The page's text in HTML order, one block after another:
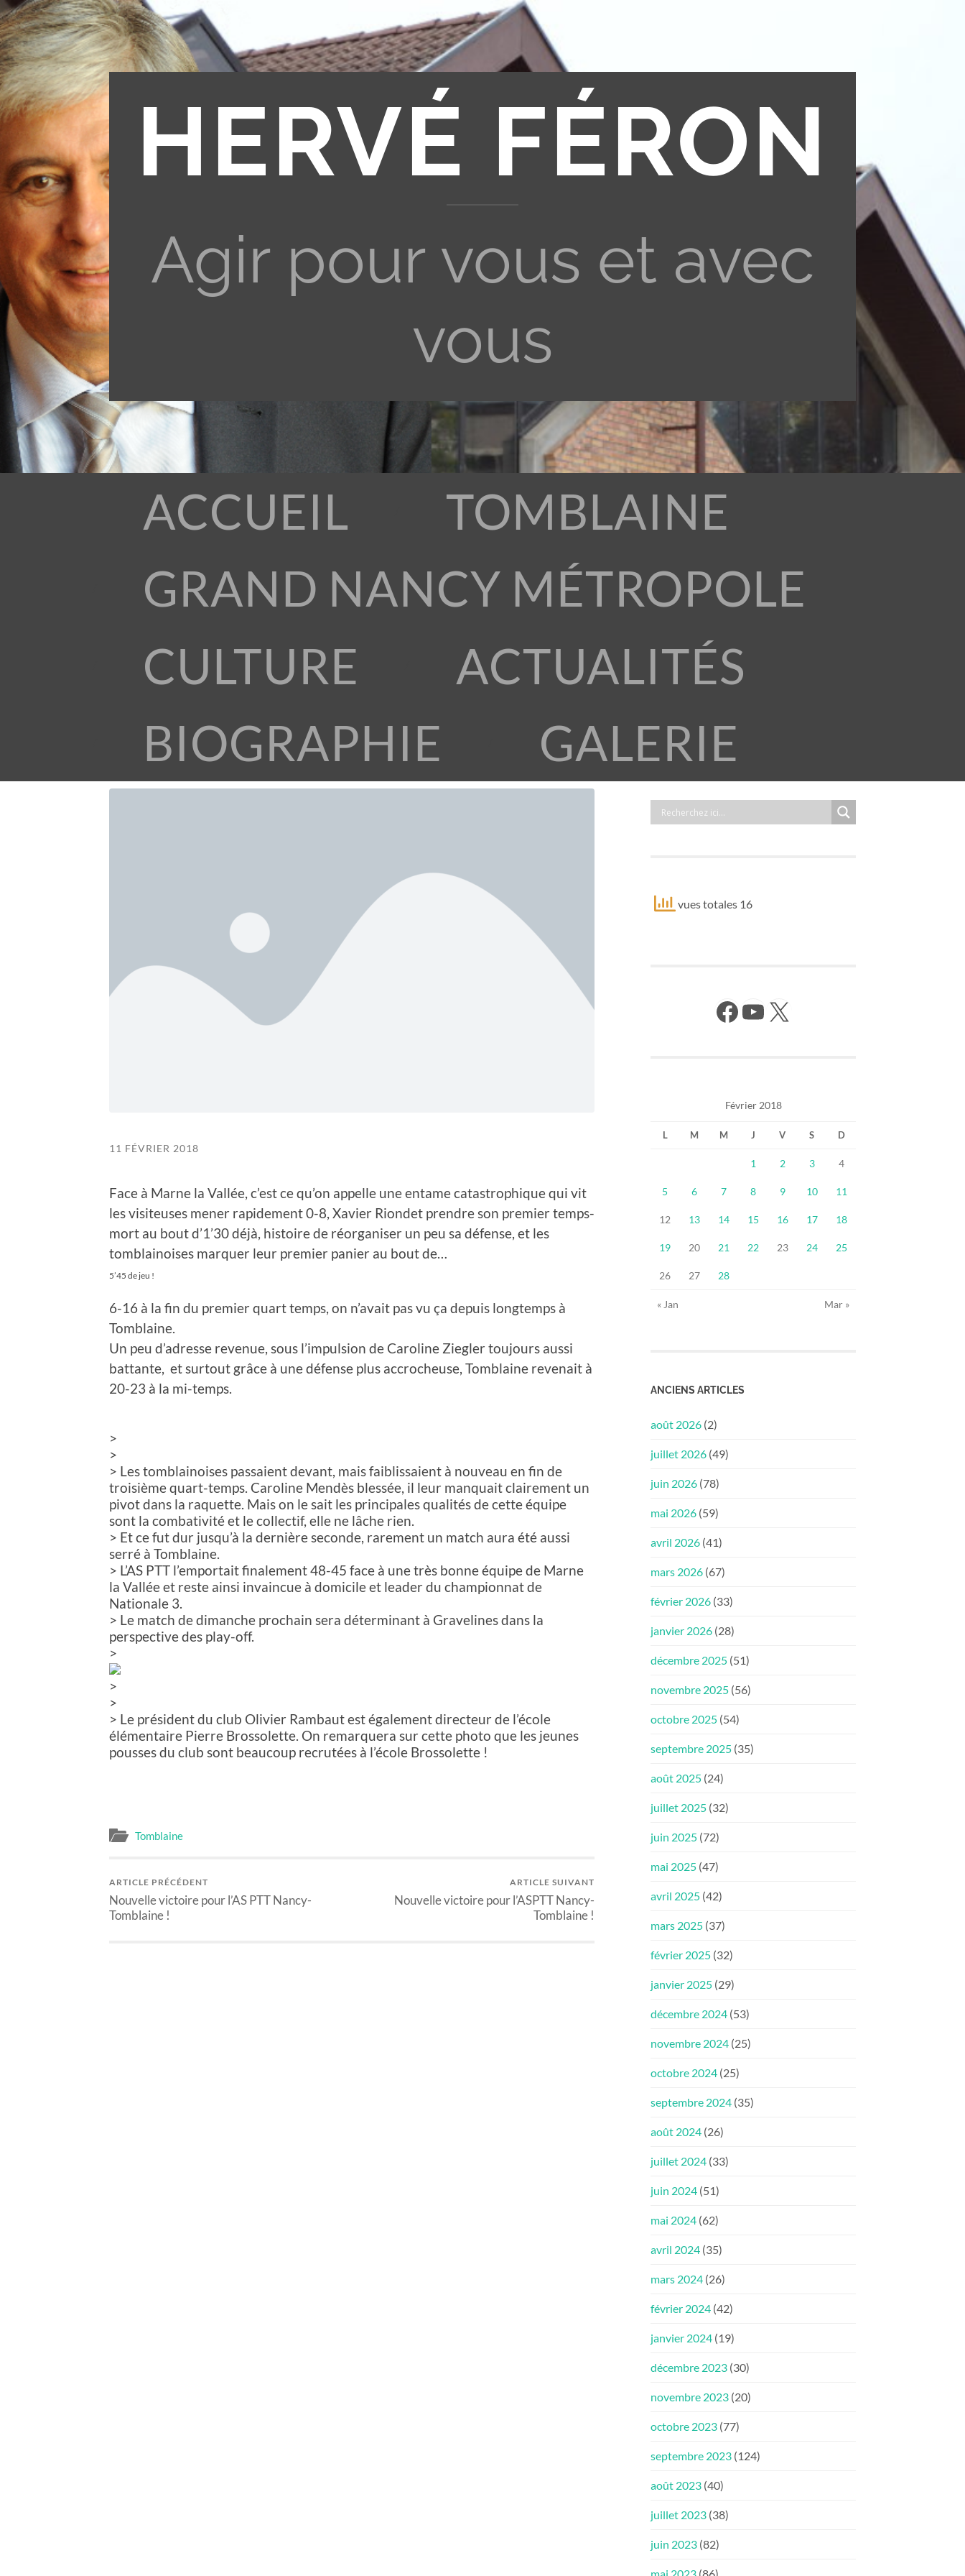
HERVÉ FÉRON
Agir pour vous et avec
vous
ACCUEIL
TOMBLAINE
GRAND NANCY MÉTROPOLE
CULTURE
ACTUALITÉS
BIOGRAPHIE
GALERIE
11 FÉVRIER 2018
Face à Marne la Vallée, c’est ce qu’on appelle une entame catastrophique qui vit
les visiteuses mener rapidement 0-8, Xavier Riondet prendre son premier temps-
mort au bout d’1’30 déjà, histoire de réorganiser un peu sa défense, et les
tomblainoises marquer leur premier panier au bout de…
5’45 de jeu !
6-16 à la fin du premier quart temps, on n’avait pas vu ça depuis longtemps à
Tomblaine.
Un peu d’adresse revenue, sous l’impulsion de Caroline Ziegler toujours aussi
battante, et surtout grâce à une défense plus accrocheuse, Tomblaine revenait à
20-23 à la mi-temps.
>
>
> Les tomblainoises passaient devant, mais faiblissaient à nouveau en fin de
troisième quart-temps. Caroline Mendès blessée, il leur manquait clairement un
pivot dans la raquette. Mais on le sait les principales qualités de cette équipe
sont la combativité et le collectif, elle ne lâche rien.
> Et ce fut dur jusqu’à la dernière seconde, rarement un match aura été aussi
serré à Tomblaine.
> L’AS PTT l’emportait finalement 48-45 face à une très bonne équipe de Marne
la Vallée et reste ainsi invaincue à domicile et leader du championnat de
Nationale 3.
> Le match de dimanche prochain sera déterminant à Gravelines dans la
perspective des play-off.
>
>
>
> Le président du club Olivier Rambaut est également directeur de l’école
élémentaire Pierre Brossolette. On remarquera sur cette photo que les jeunes
pousses du club sont beaucoup recrutées à l’école Brossolette !
Tomblaine
ARTICLE PRÉCÉDENT
Nouvelle victoire pour l’AS PTT Nancy-
Tomblaine !
ARTICLE SUIVANT
Nouvelle victoire pour l’ASPTT Nancy-
Tomblaine !
vues totales 16
Facebook YouTube X
Février 2018
L M M J V S D
1 2 3 4
5 6 7 8 9 10 11
12 13 14 15 16 17 18
19 20 21 22 23 24 25
26 27 28
« Jan Mar »
ANCIENS ARTICLES
août 2026 (2)
juillet 2026 (49)
juin 2026 (78)
mai 2026 (59)
avril 2026 (41)
mars 2026 (67)
février 2026 (33)
janvier 2026 (28)
décembre 2025 (51)
novembre 2025 (56)
octobre 2025 (54)
septembre 2025 (35)
août 2025 (24)
juillet 2025 (32)
juin 2025 (72)
mai 2025 (47)
avril 2025 (42)
mars 2025 (37)
février 2025 (32)
janvier 2025 (29)
décembre 2024 (53)
novembre 2024 (25)
octobre 2024 (25)
septembre 2024 (35)
août 2024 (26)
juillet 2024 (33)
juin 2024 (51)
mai 2024 (62)
avril 2024 (35)
mars 2024 (26)
février 2024 (42)
janvier 2024 (19)
décembre 2023 (30)
novembre 2023 (20)
octobre 2023 (77)
septembre 2023 (124)
août 2023 (40)
juillet 2023 (38)
juin 2023 (82)
mai 2023 (86)